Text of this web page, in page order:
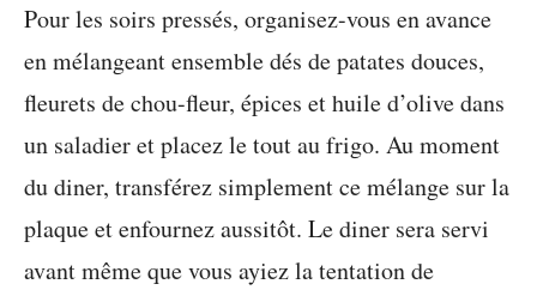
Pour les soirs pressés, organisez-vous en avance
en mélangeant ensemble dés de patates douces,
fleurets de chou-fleur, épices et huile d’olive dans
un saladier et placez le tout au frigo. Au moment
du diner, transférez simplement ce mélange sur la
plaque et enfournez aussitôt. Le diner sera servi
avant même que vous ayiez la tentation de